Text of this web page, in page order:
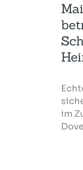
im